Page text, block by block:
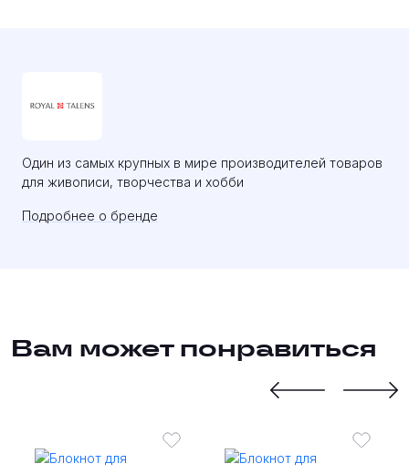
Один из самых крупных в мире производителей товаров
для живописи, творчества и хобби
Подробнее о бренде
Вам может понравиться